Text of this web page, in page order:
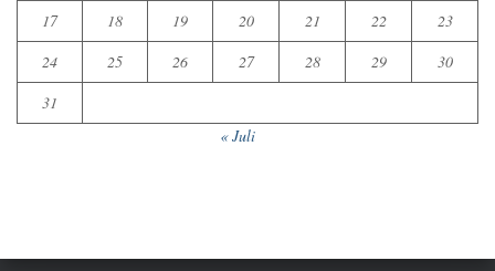
17
18 19 20 21 22
23
24
25 26 27 28 29
30
31
« Juli